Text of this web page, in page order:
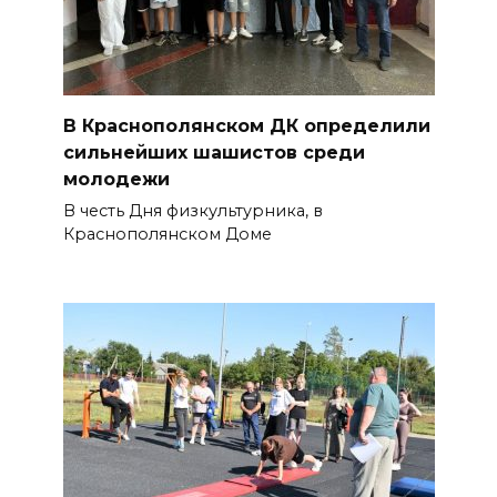
06 августа 2026 15:20
Александр Брод – о
современных подходах к
контролю за выборами и
подготовке наблюдателей на
Дону
06 августа 2026 15:12
обновят учебники
06 августа 2026 15:10
В Ростовской области до
конца года откроют 49
спортивных объектов
В Краснополянском ДК определили
сильнейших шашистов среди
молодежи
В честь Дня физкультурника, в
Краснополянском Доме